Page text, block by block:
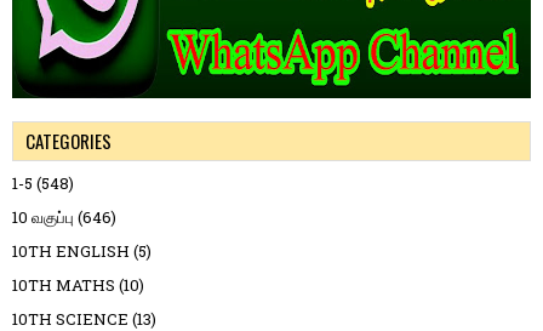
CATEGORIES
1-5 (548)
10 வகுப்பு (646)
10TH ENGLISH (5)
10TH MATHS (10)
10TH SCIENCE (13)